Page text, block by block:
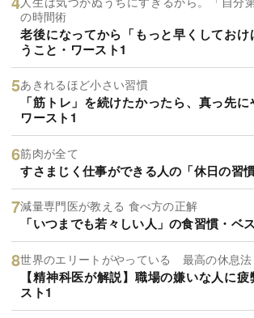
の時間術
老後になってから「もっと早くしてお
うこと・ワースト1
あきれるほど小さい習慣
「筋トレ」を続けたかったら、真っ先に
ワースト1
筋肉が全て
すさまじく仕事ができる人の「休日の習
減量専門医が教える 食べ方の正解
「いつまでも若々しい人」の食習慣・ベ
世界のエリートがやっている 最高の休息法
【精神科医が解説】職場の嫌いな人に
スト1